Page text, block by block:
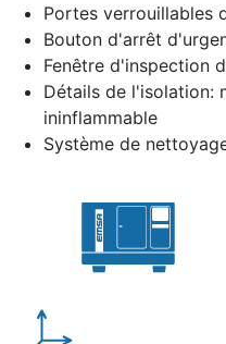
Portes verrouillables
Bouton d'arrêt
Fenêtre d'inspection
Détails de l'isolation:
ininflammable
Système de